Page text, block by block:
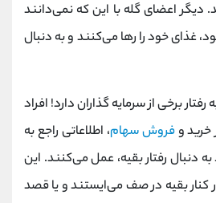
دیگر اعضای گله با این که نمی‌دانند
غذای خود را رها می‌کنند و به دنبال
برخی از سرمایه گذاران دارد! افراد
خرید وفروش سهام، اطلاعاتی راجع به
دنبال رفتار بقیه، عمل می‌کنند. این
کنار بقیه در صف می‌ایستند و یا قصد